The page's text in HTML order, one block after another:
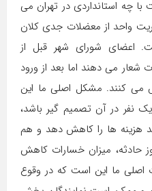
با چه استانداردی در تهران می
واحد از معضلات جدی کلان
اعضای شورای شهر قبل از
شعار می دهند اما بعد از ورود
می کنند. مشکل اصلی ما این
نفر در آن تصمیم گیر باشد،
هزینه ها را کاهش دهد و هم
حادثه، میزان خسارات کاهش
اصلی ما این است که در وقوع